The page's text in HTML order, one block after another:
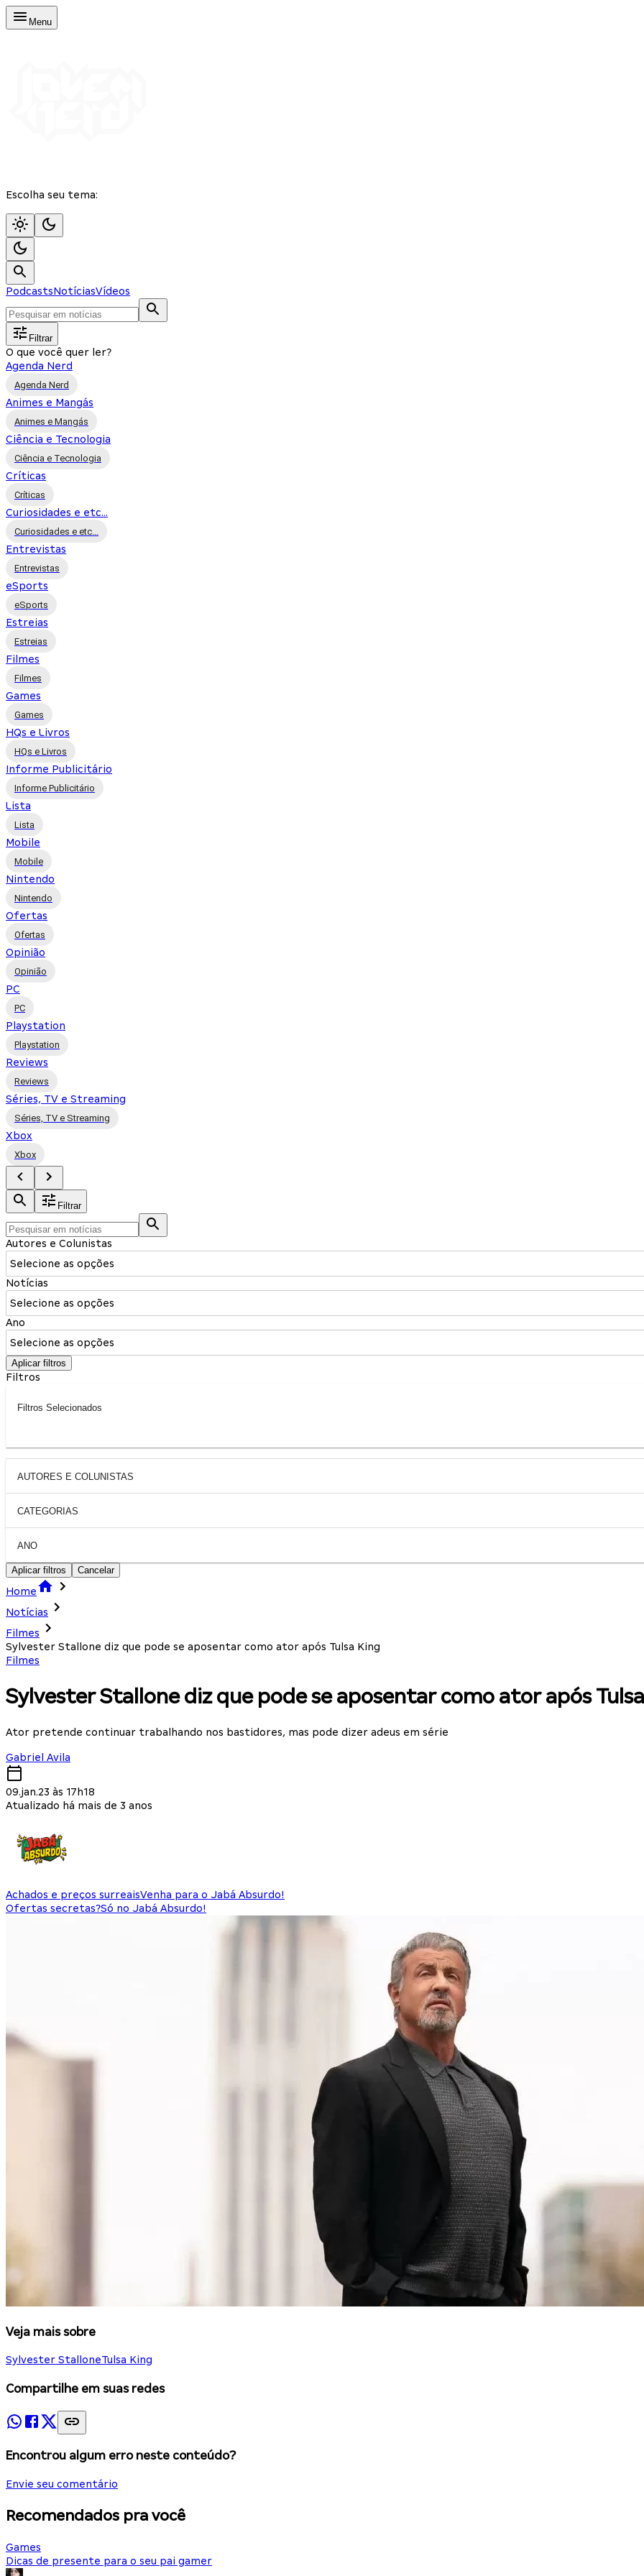
Menu
Escolha seu tema:
PodcastsNotíciasVídeos
Filtrar
O que você quer ler?
Agenda Nerd
Agenda Nerd
Animes e Mangás
Animes e Mangás
Ciência e Tecnologia
Ciência e Tecnologia
Críticas
Críticas
Curiosidades e etc...
Curiosidades e etc...
Entrevistas
Entrevistas
eSports
eSports
Estreias
Estreias
Filmes
Filmes
Games
Games
HQs e Livros
HQs e Livros
Informe Publicitário
Informe Publicitário
Lista
Lista
Mobile
Mobile
Nintendo
Nintendo
Ofertas
Ofertas
Opinião
Opinião
PC
PC
Playstation
Playstation
Reviews
Reviews
Séries, TV e Streaming
Séries, TV e Streaming
Xbox
Xbox
Filtrar
Autores e Colunistas
Selecione as opções
Notícias
Selecione as opções
Ano
Selecione as opções
Aplicar filtros
Filtros
Filtros Selecionados
AUTORES E COLUNISTAS
CATEGORIAS
ANO
Aplicar filtros Cancelar
Home
Notícias
Filmes
Sylvester Stallone diz que pode se aposentar como ator após Tulsa King
Filmes
Sylvester Stallone diz que pode se aposentar como ator após
Ator pretende continuar trabalhando nos bastidores, mas pode dizer adeus em série
Gabriel Avila
09.jan.23 às 17h18
Atualizado há mais de 3 anos
Achados e preços surreaisVenha para o Jabá Absurdo!
Ofertas secretas?Só no Jabá Absurdo!
Veja mais sobre
Sylvester StalloneTulsa King
Compartilhe em suas redes
Encontrou algum erro neste conteúdo?
Envie seu comentário
Recomendados pra você
Games
Dicas de presente para o seu pai gamer